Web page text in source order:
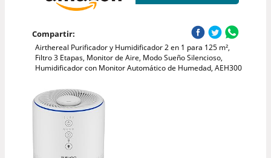
Compartir:
Airthereal Purificador y Humidificador 2 en 1 para 125 m²,
Filtro 3 Etapas, Monitor de Aire, Modo Sueño Silencioso,
Humidificador con Monitor Automático de Humedad, AEH300